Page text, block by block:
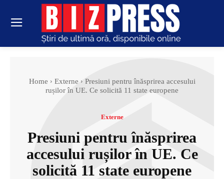
Home Externe
Presiuni pentru înăsprirea accesului
rușilor în UE. Ce solicită 11 state europene
Externe
Presiuni pentru înăsprirea
accesului rușilor în UE. Ce
solicită 11 state europene